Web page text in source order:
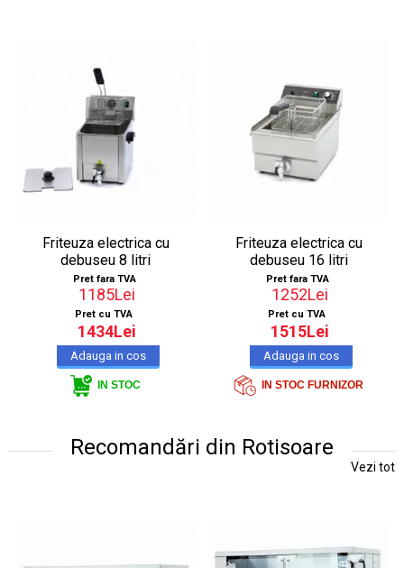
Friteuza electrica cu
debuseu 8 litri
Pret fara TVA
1185Lei
Pret cu TVA
1434Lei
IN STOC
Friteuza electrica cu
debuseu 16 litri
Pret fara TVA
1252Lei
Pret cu TVA
1515Lei
IN STOC FURNIZOR
Recomandări din Rotisoare
Vezi tot